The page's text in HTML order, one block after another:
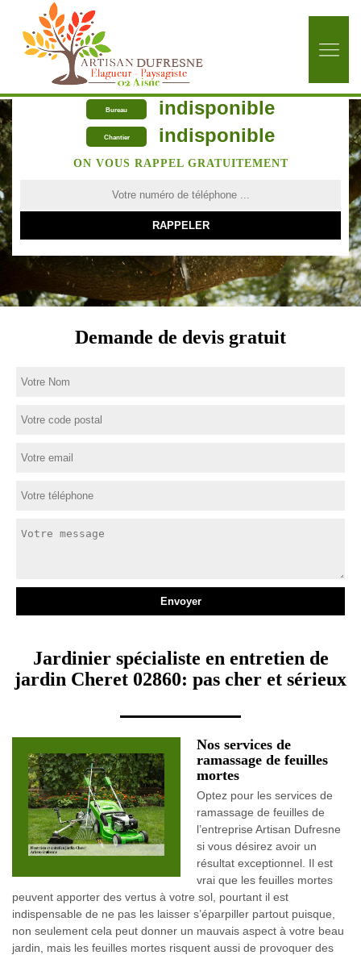
Bureau indisponible
Chantier indisponible
ON VOUS RAPPEL GRATUITEMENT
Demande de devis gratuit
Jardinier spécialiste en entretien de
jardin Cheret 02860: pas cher et sérieux
Nos services de
ramassage de feuilles
mortes
Optez pour les services de
ramassage de feuilles de
l’entreprise Artisan Dufresne
si vous désirez avoir un
résultat exceptionnel. Il est
vrai que les feuilles mortes
peuvent apporter des vertus à votre sol, pourtant il est
indispensable de ne pas les laisser s’éparpiller partout puisque,
non seulement cela peut donner un mauvais aspect à votre beau
jardin, mais les feuilles mortes risquent aussi de provoquer des